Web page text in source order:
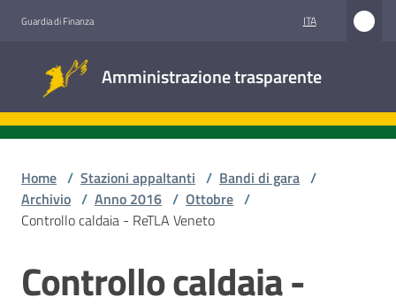
Guardia di Finanza ITA
Amministrazione trasparente
trasparente
Home / Stazioni appaltanti / Bandi di gara /
Archivio / Anno 2016 / Ottobre /
Controllo caldaia - ReTLA Veneto
Salta al contenuto
Controllo caldaia -